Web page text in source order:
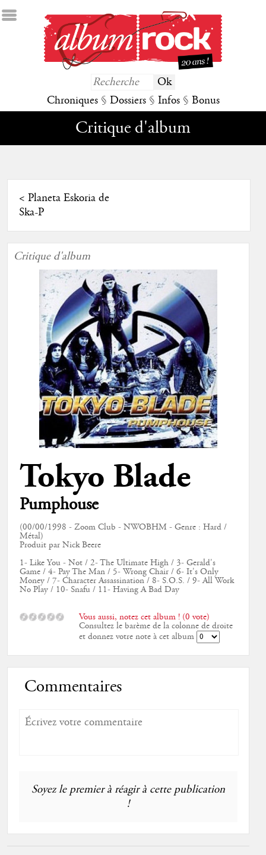
Chroniques § Dossiers § Infos § Bonus
Critique d'album
< Planeta Eskoria de
Ska-P
Critique d'album
Tokyo Blade
Pumphouse
(00/00/1998 - Zoom Club - NWOBHM - Genre : Hard /
Métal)
Produit par Nick Beere
1- Like You - Not / 2- The Ultimate High / 3- Gerald's
Game / 4- Pay The Man / 5- Wrong Chair / 6- It's Only
Money / 7- Character Assassination / 8- S.O.S. / 9- All Work
No Play / 10- Snafu / 11- Having A Bad Day
Vous aussi, notez cet album ! (0 vote)
Consultez le barème de la colonne de droite
et donnez votre note à cet album
Commentaires
Soyez le premier à réagir à cette publication
!